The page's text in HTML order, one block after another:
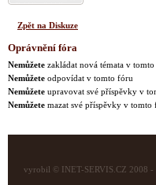
Zpět na Diskuze
Oprávnění fóra
Nemůžete zakládat nová témata v
Nemůžete odpovídat v tomto fóru
Nemůžete upravovat své příspěvky v
Nemůžete mazat své příspěvky v tomto
vyrobil © INET-SERVIS.CZ 2008 -